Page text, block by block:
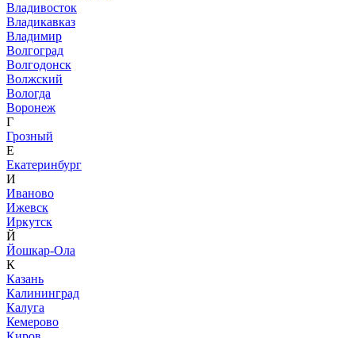
Владивосток
Владикавказ
Владимир
Волгоград
Волгодонск
Волжский
Вологда
Воронеж
Г
Грозный
Е
Екатеринбург
И
Иваново
Ижевск
Иркутск
Й
Йошкар-Ола
К
Казань
Калининград
Калуга
Кемерово